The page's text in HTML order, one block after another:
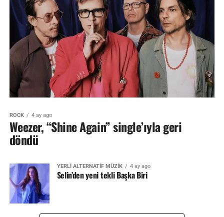
ROCK 4 ay ago
Weezer, “Shine Again” single’ıyla geri
döndü
YERLİ ALTERNATİF MÜZİK 4 ay ago
Selin’den yeni tekli Başka Biri